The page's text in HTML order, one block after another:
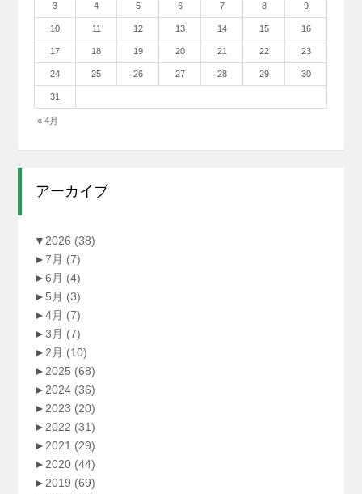
« 4月
3 4 5 6 7 8 9
10 11 12 13 14 15 16
17 18 19 20 21 22 23
24 25 26 27 28 29 30
31
アーカイブ
▼2026 (38)
►7月 (7)
►6月 (4)
► 5月 (3)
►4月 (7)
►3月 (7)
►2月 (10)
►2025 (68)
►2024 (36)
►2023 (20)
►2022 (31)
►2021 (29)
►2020 (44)
►2019 (69)